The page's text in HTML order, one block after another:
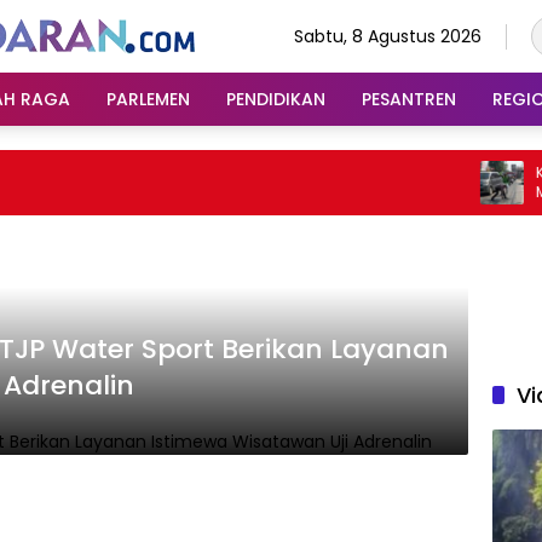
Sabtu, 8 Agustus 2026
RAGA PARLEMEN PENDIDIKAN PESANTREN
Balita
Water Sport Berikan Layanan